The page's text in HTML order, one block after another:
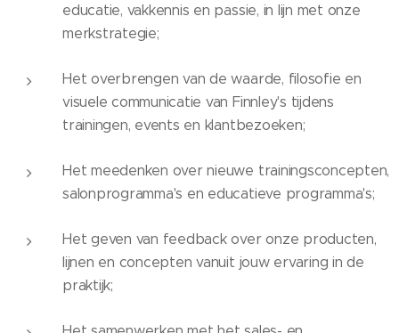
educatie, vakkennis en passie, in lijn met onze
merkstrategie;
Het overbrengen van de waarde, filosofie en
visuele communicatie van Finnley's tijdens
trainingen, events en klantbezoeken;
Het meedenken over nieuwe trainingsconcepten,
salonprogramma's en educatieve programma's;
Het geven van feedback over onze producten,
lijnen en concepten vanuit jouw ervaring in de
praktijk;